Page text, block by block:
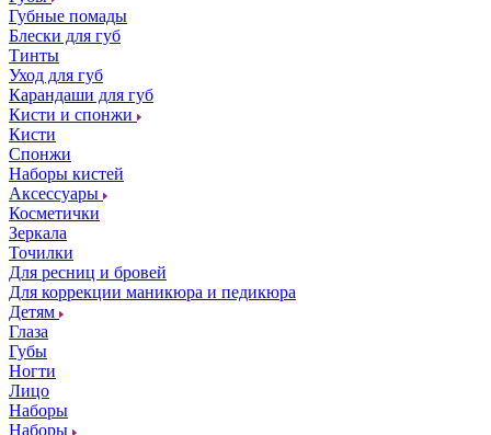
Губные помады
Блески для губ
Тинты
Уход для губ
Карандаши для губ
Кисти и спонжи
Кисти
Спонжи
Наборы кистей
Аксессуары
Косметички
Зеркала
Точилки
Для ресниц и бровей
Для коррекции маникюра и педикюра
Детям
Глаза
Губы
Ногти
Лицо
Наборы
Наборы